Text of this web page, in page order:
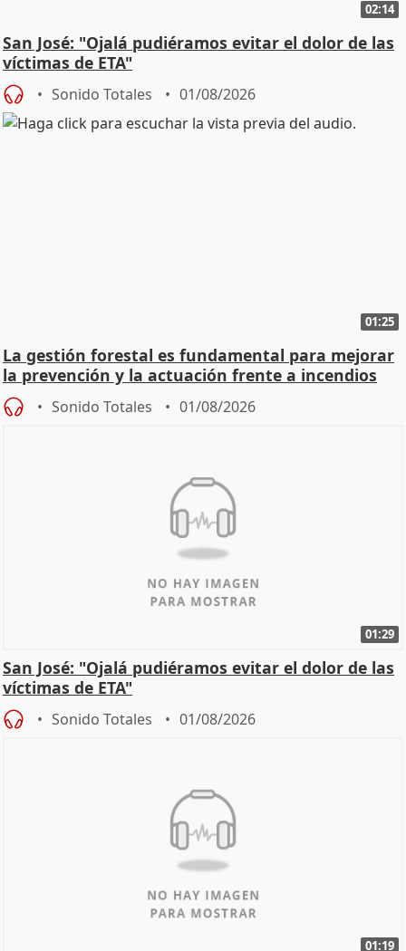
02:14
San José: "Ojalá pudiéramos evitar el dolor de las
víctimas de ETA"
Sonido Totales 01/08/2026
01:25
La gestión forestal es fundamental para mejorar
la prevención y la actuación frente a incendios
Sonido Totales 01/08/2026
01:29
San José: "Ojalá pudiéramos evitar el dolor de las
víctimas de ETA"
Sonido Totales 01/08/2026
01:19